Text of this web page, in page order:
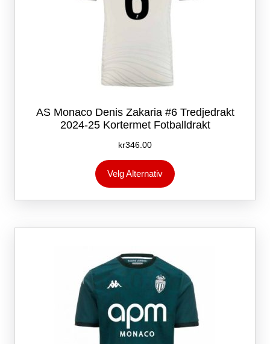
AS Monaco Denis Zakaria #6 Tredjedrakt
2024-25 Kortermet Fotballdrakt
kr346.00
Velg Alternativ
produktet
flere
Alternativene
på
produktsiden